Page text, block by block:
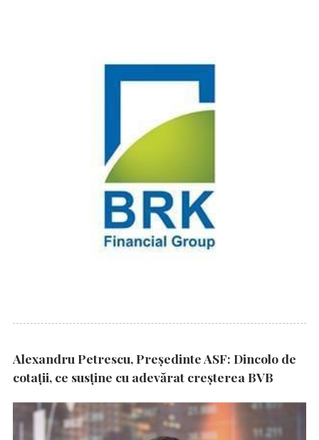
Alexandru Petrescu, Președinte ASF: Dincolo de
cotații, ce susține cu adevărat creșterea BVB